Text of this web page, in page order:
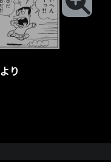
より